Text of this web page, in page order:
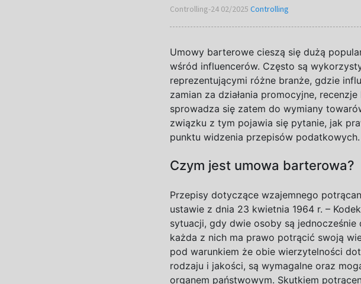
Controlling-24 02/2025 Controlling
Umowy barterowe cieszą się dużą
wśród influencerów. Często są
reprezentującymi różne branże, gdzie
zamian za działania promocyjne,
sprowadza się zatem do wymiany
związku z tym pojawia się pytanie, jak
punktu widzenia przepisów podatkowych.
Czym jest umowa barterowa?
Przepisy dotyczące wzajemnego
ustawie z dnia 23 kwietnia 1964 r. –
sytuacji, gdy dwie osoby są jednocześnie
każda z nich ma prawo potrącić swoją
pod warunkiem że obie wierzytelności
rodzaju i jakości, są wymagalne oraz
organem państwowym. Skutkiem